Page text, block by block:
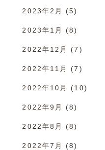
2023年2月 (5)
2023年1月 (8)
2022年12月 (7)
2022年11月 (7)
2022年10月 (10)
2022年9月 (8)
2022年8月 (8)
2022年7月 (8)